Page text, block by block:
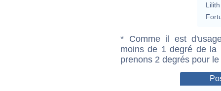
Lilith
* Comme il est
moins de 1 degré de la
prenons 2 degrés pour